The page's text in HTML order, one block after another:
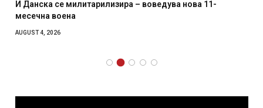
И Данска се милитарилизира – воведува нова 11-
месечна воена
AUGUST 4, 2026